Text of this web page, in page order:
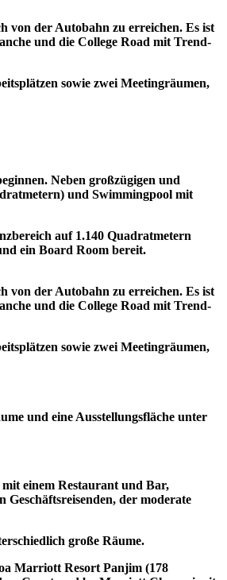
von der Autobahn zu erreichen. Es ist
und die College Road mit Trend-
sowie zwei Meetingräumen,
Neben großzügigen und
und Swimmingpool mit
auf 1.140 Quadratmetern
ein Board Room bereit.
von der Autobahn zu erreichen. Es ist
und die College Road mit Trend-
sowie zwei Meetingräumen,
und eine Ausstellungsfläche unter
einem Restaurant und Bar,
der moderate
große Räume.
Marriott Resort Panjim (178